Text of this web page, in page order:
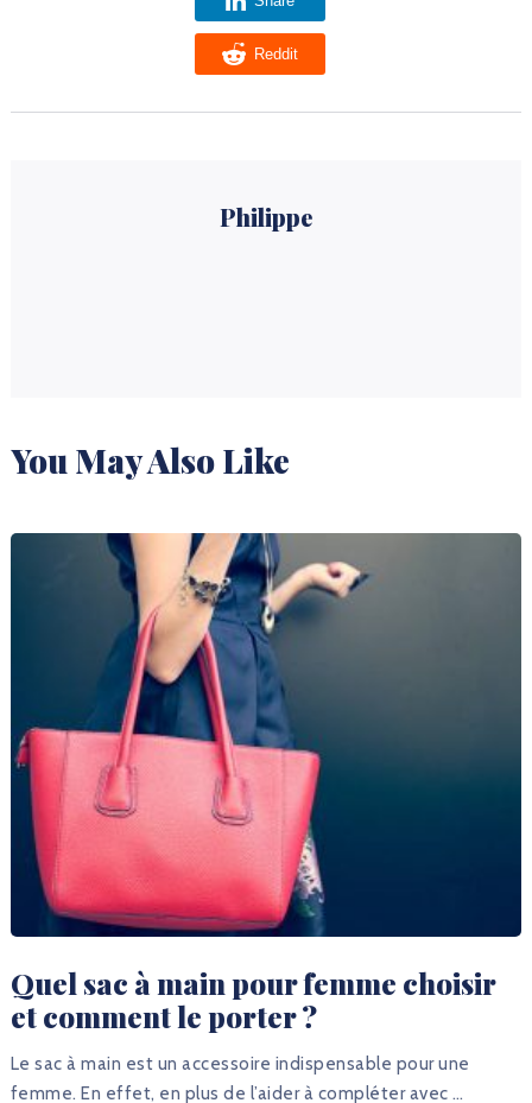
Reddit
Philippe
You May Also Like
Quel sac à main pour femme choisir
et comment le porter ?
Le sac à main est un accessoire indispensable pour une
femme. En effet, en plus de l’aider à compléter avec …